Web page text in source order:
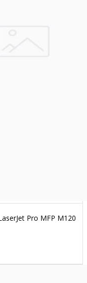
Pro MFP M120